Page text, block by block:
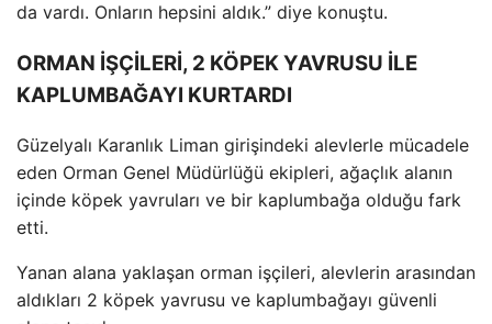
da vardı. Onların hepsini aldık.” diye konuştu.
ORMAN İŞÇİLERİ, 2 KÖPEK YAVRUSU İLE
KAPLUMBAĞAYI KURTARDI
Güzelyalı Karanlık Liman girişindeki alevlerle mücadele
eden Orman Genel Müdürlüğü ekipleri, ağaçlık alanın
içinde köpek yavruları ve bir kaplumbağa olduğu fark
etti.
Yanan alana yaklaşan orman işçileri, alevlerin arasından
aldıkları 2 köpek yavrusu ve kaplumbağayı güvenli